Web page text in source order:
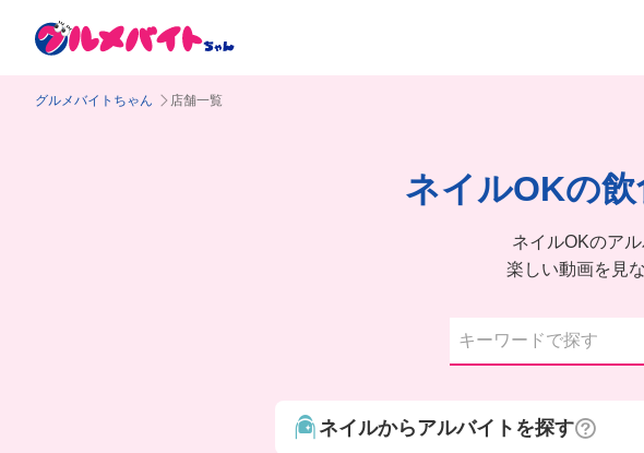
グルメバイトちゃん 店舗一覧
ネイルOKの
ネイルOKのア
楽しい動画を見
ネイルからアルバイトを探す